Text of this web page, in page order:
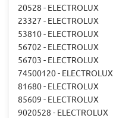
20528 - ELECTROLUX
23327 - ELECTROLUX
53810 - ELECTROLUX
56702 - ELECTROLUX
56703 - ELECTROLUX
74500120 - ELECTROLUX
81680 - ELECTROLUX
85609 - ELECTROLUX
9020528 - ELECTROLUX